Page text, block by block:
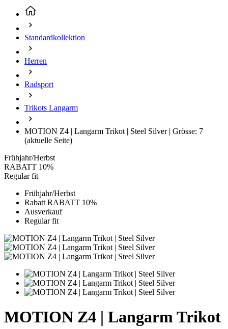
Standardkollektion
Herren
Radsport
Trikots Langarm
MOTION Z4 | Langarm Trikot | Steel Silver | Grösse: 7
(aktuelle Seite)
Frühjahr/Herbst
RABATT 10%
Regular fit
Frühjahr/Herbst
Rabatt RABATT 10%
Ausverkauf
Regular fit
MOTION Z4 | Langarm Trikot